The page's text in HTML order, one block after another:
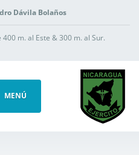
Dávila Bolaños
m. al Este & 300 m. al Sur.
MENÚ